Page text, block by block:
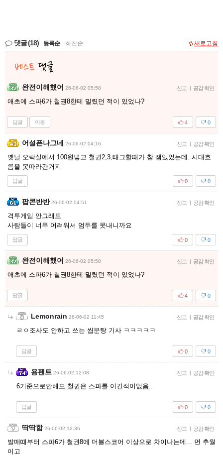
댓글(18) 등록순 최신순 새로고침
완전이해했어 26-06-02 05:58 신고 | 공감 확인
애초에 스파6가 철권8한테 밀렸던 적이 있었나?
답글 이동 0
4
어설픈나그네 26-06-02 04:16 신고 | 공감 확인
옛날 오락실에서 100원넣고 철권2,3,태그할때가 참 잼있었는데. 시대흐
름을 못따라간거지
답글 0
0
팝콘반반 26-06-02 04:51 신고 | 공감 확인
격투게임 안그래도
사람들이 너무 어려워서 엄두를 못내니까요
답글 0
0
완전이해했어 26-06-02 05:58 신고 | 공감 확인
애초에 스파6가 철권8한테 밀렸던 적이 있었나?
답글 0
4
Lemonrain 26-06-02 11:45 신고 | 공감 확인
ㄹㅇ조사도 안하고 쓰는 씹분탕 기사 ㅋㅋㅋㅋㅋ
답글 0
0
용펜트 26-06-02 12:08 신고 | 공감 확인
6기준으로안해도 철권은 스파를 이긴적이없음..
답글 0
0
딱딱함 26-06-02 12:36 신고 | 공감 확인
발매때부터 스파6가 철권8에 더블스코어 이상으로 차이나는데... 먼 추월
이고